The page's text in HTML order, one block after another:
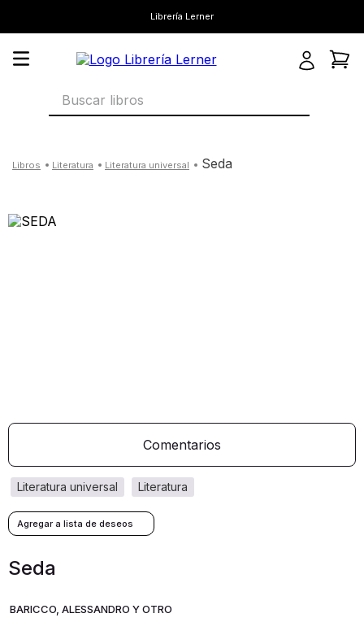
Librería Lerner
Buscar libros
literatura literatura universal seda
Comentarios
literatura
literatura universal
Seda
BARICCO, ALESSANDRO Y OTRO